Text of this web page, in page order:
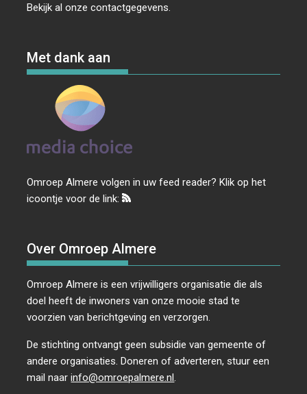
Bekijk al onzecontactgegevens
Met dank aan
Omroep Almere volgen in uw feed reader? Klik op het
icoontje voor de link:
Over Omroep Almere
Omroep Almere is een vrijwilligers organisatie die als
doel heeft de inwoners van onze mooie stad te
voorzien van berichtgeving en verzorgen.
De stichting ontvangt geen subsidie van gemeente of
andere organisaties. Doneren of adverteren, stuur een
mail naarinfo@omroepalmere.nl.